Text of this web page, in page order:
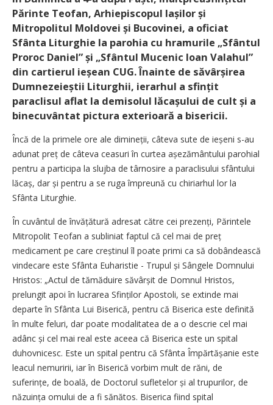
Părinte Teofan, Arhiepiscopul Iașilor și
Mitropolitul Moldovei și Bucovinei, a oficiat
Sfânta Liturghie la parohia cu hramurile „Sfântul
Proroc Daniel” și „Sfântul Mucenic Ioan Valahul”
din cartierul ieșean CUG. Înainte de săvârșirea
Dumnezeieștii Liturghii, ierarhul a sfințit
paraclisul aflat la demisolul lăcașului de cult și a
binecuvântat pictura exterioară a bisericii.
Încă de la primele ore ale dimineții, câteva sute de ieșeni s-au
adunat preț de câteva ceasuri în curtea așezământului parohial
pentru a participa la slujba de târnosire a paraclisului sfântului
lăcaș, dar și pentru a se ruga împreună cu chiriarhul lor la
Sfânta Liturghie.
În cuvântul de învățătură adresat către cei prezenți, Părintele
Mitropolit Teofan a subliniat faptul că cel mai de preț
medicament pe care creștinul îl poate primi ca să dobândească
vindecare este Sfânta Euharistie - Trupul și Sângele Domnului
Hristos: „Actul de tămăduire săvârșit de Domnul Hristos,
prelungit apoi în lucrarea Sfinților Apostoli, se extinde mai
departe în Sfânta Lui Biserică, pentru că Biserica este definită
în multe feluri, dar poate modalitatea de a o descrie cel mai
adânc și cel mai real este aceea că Biserica este un spital
duhovnicesc. Este un spital pentru că Sfânta Împărtășanie este
leacul nemuririi, iar în Biserică vorbim mult de răni, de
suferințe, de boală, de Doctorul sufletelor și al trupurilor, de
năzuința omului de a fi sănătos. Biserica fiind spital